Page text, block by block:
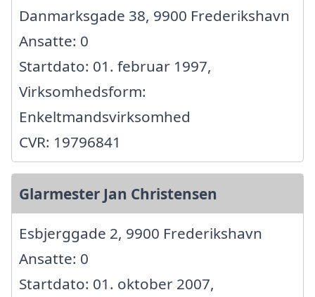
Danmarksgade 38, 9900 Frederikshavn
Ansatte: 0
Startdato: 01. februar 1997,
Virksomhedsform:
Enkeltmandsvirksomhed
CVR: 19796841
Glarmester Jan Christensen
Esbjerggade 2, 9900 Frederikshavn
Ansatte: 0
Startdato: 01. oktober 2007,